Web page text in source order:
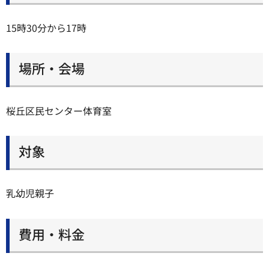
15時30分から17時
場所・会場
桜丘区民センター体育室
対象
乳幼児親子
費用・料金